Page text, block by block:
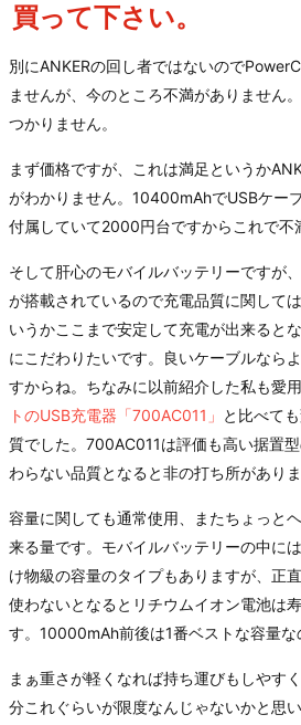
買って下さい。
別にANKERの回し者ではないので
ませんが、今のところ不満がありません
つかりません。
まず価格ですが、これは満足というか
がわかりません。10400mAhでUSBケー
付属していて2000円台ですからこれで不
そして肝心のモバイルバッテリーですが
が搭載されているので充電品質に関して
いうかここまで安定して充電が出来ると
にこだわりたいです。良いケーブルなら
すからね。ちなみに以前紹介した私も愛
トのUSB充電器「700AC011」 と比べて
質でした。700AC011は評価も高い据置
わらない品質となると非の打ち所がありま
容量に関しても通常使用、またちょっと
来る量です。モバイルバッテリーの中に
け物級の容量のタイプもありますが、正
使わないとなるとリチウムイオン電池は
す。10000mAh前後は1番ベストな容量な
まぁ重さが軽くなれば持ち運びもしやす
分これぐらいが限度なんじゃないかと思